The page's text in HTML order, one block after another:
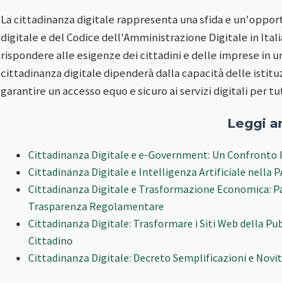
La cittadinanza digitale rappresenta una sfida e
digitale e del Codice dell'Amministrazione Digitale in
rispondere alle esigenze dei cittadini e delle imprese in
cittadinanza digitale dipenderà dalla capacità delle
garantire un accesso equo e sicuro ai servizi digitali per
Leggi
Cittadinanza Digitale e e-Government: Un
Cittadinanza Digitale e Intelligenza Artificiale nella
Cittadinanza Digitale e Trasformazione Economica:
Trasparenza Regolamentare
Cittadinanza Digitale: Trasformare i Siti Web della
Cittadino
Cittadinanza Digitale: Decreto Semplificazioni e